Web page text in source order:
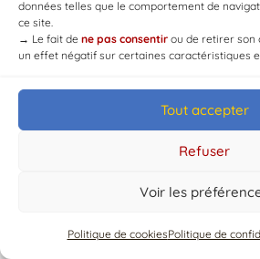
données telles que le comportement de
ce site.
→ Le fait de ne pas consentir ou de retirer son
un effet négatif sur certaines caractéristiques
Tout accepter
Refuser
Voir les
Politique de cookiesPolitique de
© Mairie de Chaource [2004-2024] |